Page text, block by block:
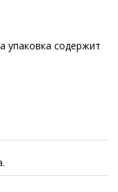
упаковка содержит